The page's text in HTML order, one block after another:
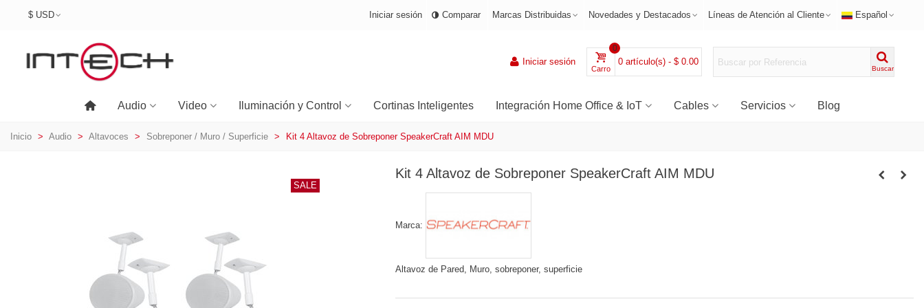
$ USD Iniciar sesión Comparar Marcas Distribuidas Novedades y Destacados Líneas de Atención al Cliente Español
Iniciar sesión
Carro
0
0 artículo(s) - $ 0.00
Buscar
Audio Video Iluminación y Control Cortinas Inteligentes Integración Home Office & IoT Cables Servicios Blog
Inicio > Audio > Altavoces > Sobreponer / Muro / Superficie > Kit 4 Altavoz de Sobreponer SpeakerCraft AIM MDU
SALE
Kit 4 Altavoz de Sobreponer SpeakerCraft AIM MDU
Marca:
Altavoz de Pared, Muro, sobreponer, superficie